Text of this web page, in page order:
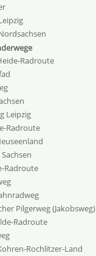
Radroute
Leipzig
Radroute
Radroute
Pilgerweg (Jakobsweg)
Radroute
Rochlitzer-Land